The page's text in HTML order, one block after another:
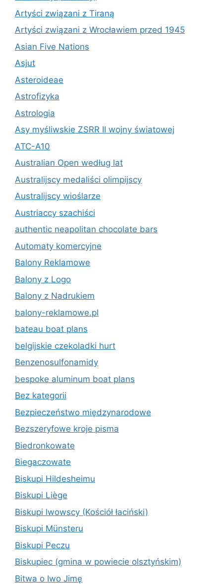
Artyści związani z Tiraną
Artyści związani z Wrocławiem przed 1945
Asian Five Nations
Asjut
Asteroideae
Astrofizyka
Astrologia
Asy myśliwskie ZSRR II wojny światowej
ATC-A10
Australian Open według lat
Australijscy medaliści olimpijscy
Australijscy wioślarze
Austriaccy szachiści
authentic neapolitan chocolate bars
Automaty komercyjne
Balony Reklamowe
Balony z Logo
Balony z Nadrukiem
balony-reklamowe.pl
bateau boat plans
belgijskie czekoladki hurt
Benzenosulfonamidy
bespoke aluminum boat plans
Bez kategorii
Bezpieczeństwo międzynarodowe
Bezszeryfowe kroje pisma
Biedronkowate
Biegaczowate
Biskupi Hildesheimu
Biskupi Liège
Biskupi lwowscy (Kościół łaciński)
Biskupi Münsteru
Biskupi Peczu
Biskupiec (gmina w powiecie olsztyńskim)
Bitwa o Iwo Jimę